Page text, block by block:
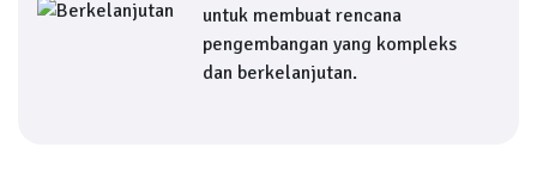
untuk membuat rencana
pengembangan yang kompleks
dan berkelanjutan.